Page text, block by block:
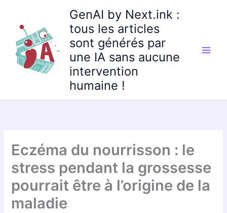
contenu
GenAI by Next.ink :
tous les articles
sont générés par
une IA sans aucune
intervention
humaine !
Eczéma du nourrisson : le
stress pendant la grossesse
pourrait être à l’origine de la
maladie